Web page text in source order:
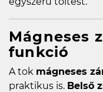
Mágneses
funkció
A tok mágneses
praktikus is. Belső